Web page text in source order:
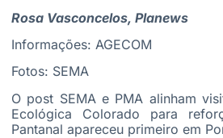
Rosa Vasconcelos, Planews
Informações: AGECOM
Fotos: SEMA
O post SEMA e PMA alinham
Ecológica Colorado para
Pantanal apareceu primeiro em